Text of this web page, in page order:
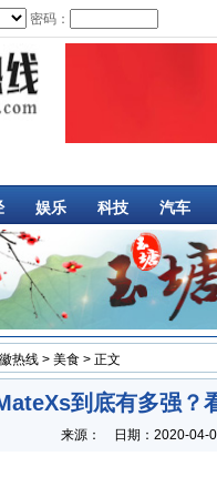
密码：
娱乐 科技 汽车
热线 > 美食 > 正文
到底有多强？
来源： 日期： 2020-04-